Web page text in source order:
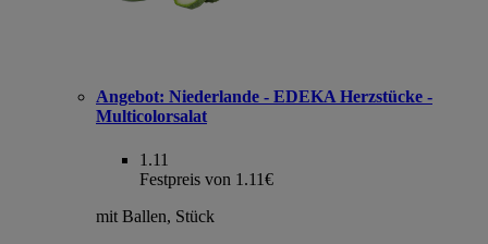
Angebot: Niederlande - EDEKA Herzstücke -
Multicolorsalat
1.11
Festpreis von 1.11€
mit Ballen, Stück